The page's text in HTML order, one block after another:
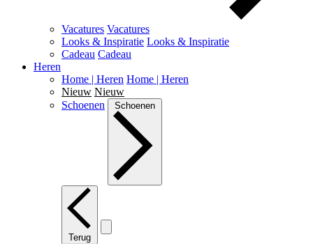
Vacatures Vacatures
Looks & Inspiratie Looks & Inspiratie
Cadeau Cadeau
Heren
Home | Heren Home | Heren
Nieuw Nieuw
Schoenen
Schoenen
Terug